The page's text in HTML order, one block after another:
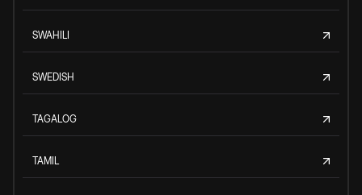
SWAHILI
SWEDISH
TAGALOG
TAMIL